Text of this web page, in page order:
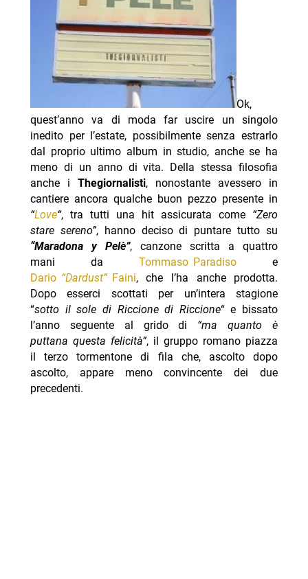
Ok,
quest’anno va di moda far uscire un singolo
inedito per l’estate, possibilmente senza estrarlo
dal proprio ultimo album in studio, anche se ha
meno di un anno di vita. Della stessa filosofia
anche i Thegiornalisti, nonostante avessero in
cantiere ancora qualche buon pezzo presente in
“Love“, tra tutti una hit assicurata come “Zero
stare sereno”, hanno deciso di puntare tutto su
“Maradona y Pelè”, canzone scritta a quattro
mani daTommaso Paradiso e
Dario “Dardust”Faini, che l’ha anche prodotta.
Dopo esserci scottati per un’intera stagione
“sotto il sole di Riccione di Riccione“ e bissato
l’anno seguente al grido di “ma quanto è
puttana questa felicità”, il gruppo romano piazza
il terzo tormentone di fila che, ascolto dopo
ascolto, appare meno convincente dei due
precedenti.